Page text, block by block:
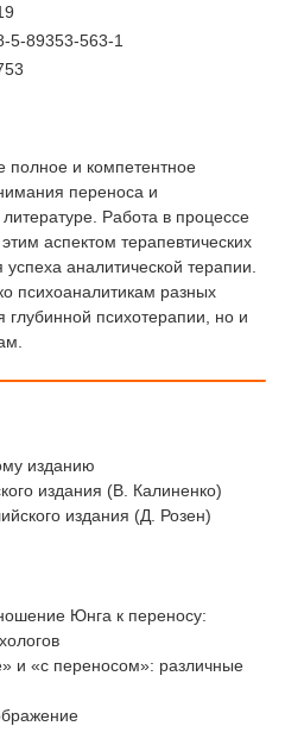
5-89353-563-1
полное и компетентное
переноса и
Работа в процессе
аспектом терапевтических
аналитической терапии.
психоаналитикам разных
психотерапии, но и
изданию
издания (В. Калиненко)
издания (Д. Розен)
Юнга к переносу:
и «с переносом»: различные